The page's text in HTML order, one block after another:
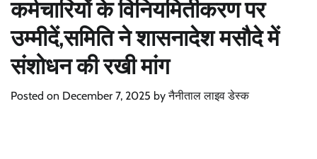
कर्मचारियों के विनियमितीकरण पर
उम्मीदें,समिति ने शासनादेश मसौदे में
संशोधन की रखी मांग
Posted on December 7, 2025 byनैनीताल लाइव डेस्क